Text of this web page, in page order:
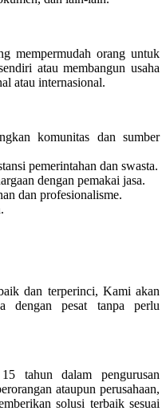
mempermudah orang untuk
atau membangun usaha
atau internasional.
komunitas dan sumber
pemerintahan dan swasta.
dengan pemakai jasa.
dan profesionalisme.
dan terperinci, Kami akan
dengan pesat tanpa perlu
tahun dalam pengurusan
ataupun perusahaan,
solusi terbaik sesuai